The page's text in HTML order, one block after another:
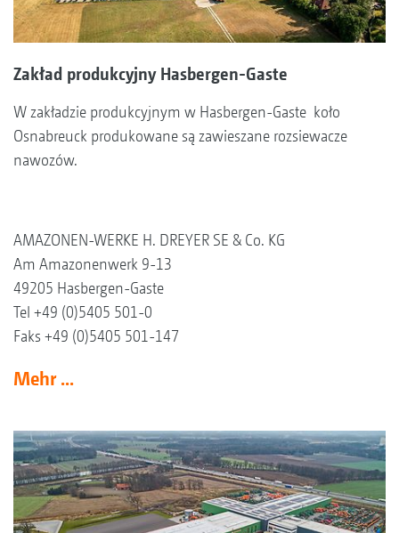
Zakład produkcyjny Hasbergen-Gaste
W zakładzie produkcyjnym w Hasbergen-Gaste koło
Osnabreuck produkowane są zawieszane rozsiewacze
nawozów.
AMAZONEN-WERKE H. DREYER SE & Co. KG
Am Amazonenwerk 9-13
49205 Hasbergen-Gaste
Tel +49 (0)5405 501-0
Faks +49 (0)5405 501-147
Mehr ...